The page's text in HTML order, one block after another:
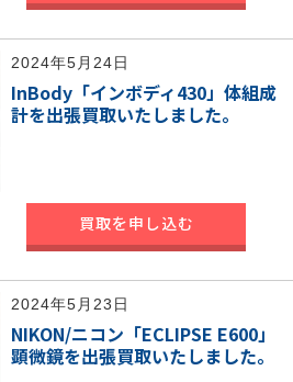
2024年5月24日
InBody「インボディ430」体組成
計を出張買取いたしました。
買取を申し込む
2024年5月23日
NIKON/ニコン「ECLIPSE E600」
顕微鏡を出張買取いたしました。